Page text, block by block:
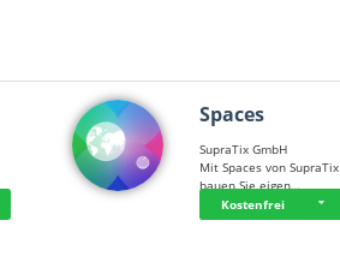
Spaces
SupraTix GmbH
Mit Spaces von SupraTix
bauen Sie eigen…
Kostenfrei